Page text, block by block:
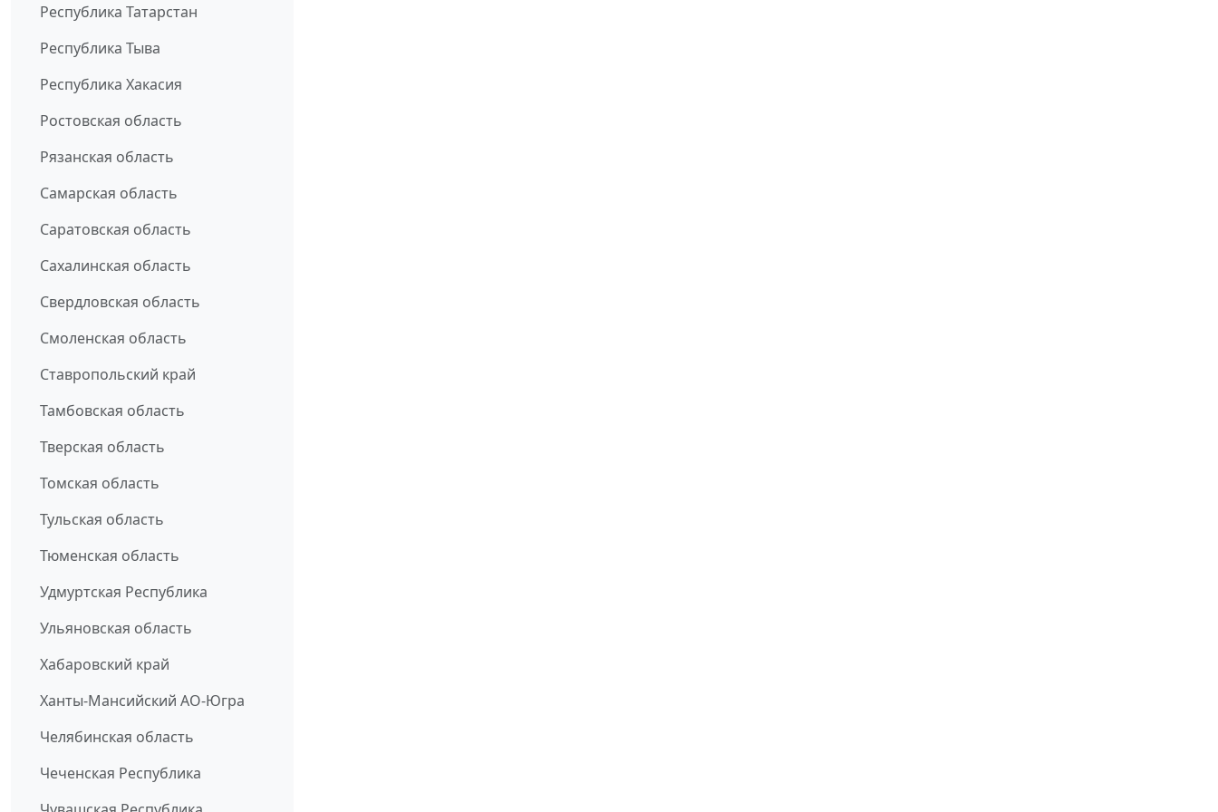
Республика Татарстан
Республика Тыва
Республика Хакасия
Ростовская область
Рязанская область
Самарская область
Саратовская область
Сахалинская область
Свердловская область
Смоленская область
Ставропольский край
Тамбовская область
Тверская область
Томская область
Тульская область
Тюменская область
Удмуртская Республика
Ульяновская область
Хабаровский край
Ханты-Мансийский АО-Югра
Челябинская область
Чеченская Республика